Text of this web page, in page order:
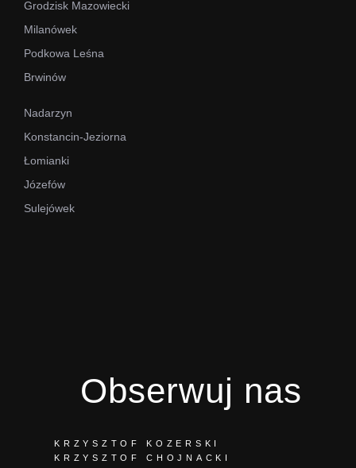
Grodzisk Mazowiecki
Milanówek
Podkowa Leśna
Brwinów
Nadarzyn
Konstancin-Jeziorna
Łomianki
Józefów
Sulejówek
Obserwuj nas
KRZYSZTOF KOZERSKI
KRZYSZTOF CHOJNACKI